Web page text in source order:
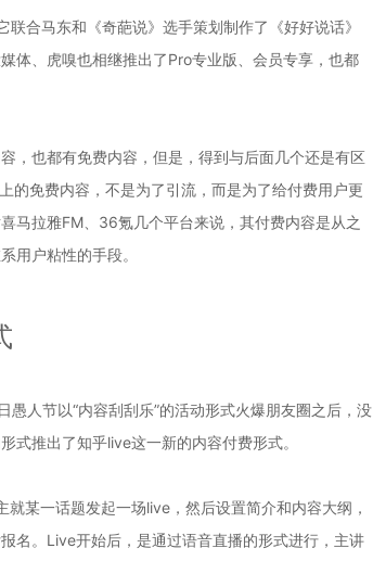
合马东和《奇葩说》选手策划制作了《好好说话》
体、虎嗅也相继推出了Pro专业版、会员专享，也都
，也都有免费内容，但是，得到与后面几个还是有区
上的免费内容，不是为了引流，而是为了给付费用户更
马拉雅FM、36氪几个平台来说，其付费内容是从之
用户粘性的手段。
愚人节以“内容刮刮乐”的活动形式火爆朋友圈之后，没
式推出了知乎live这一新的内容付费形式。
某一话题发起一场live，然后设置简介和内容大纲，
名。Live开始后，是通过语音直播的形式进行，主讲